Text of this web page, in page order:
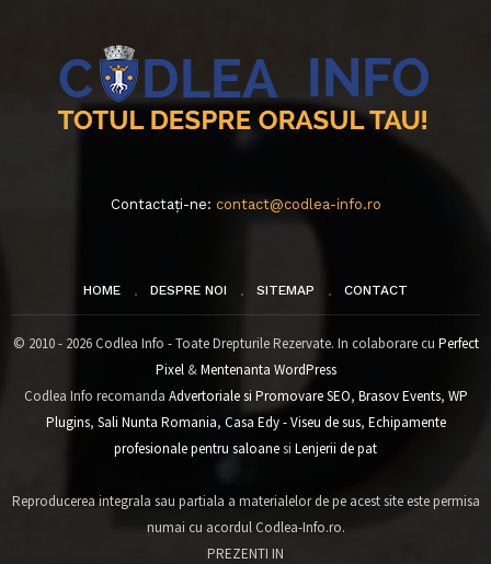
Contactați-ne: contact@codlea-info.ro
HOME DESPRE NOI SITEMAP CONTACT
© 2010 - 2026 Codlea Info - Toate Drepturile Rezervate. In colaborare cu Perfect
Pixel&Mentenanta WordPress
Codlea Info recomanda Advertoriale si Promovare SEO, Brasov Events, WP
Plugins, Sali Nunta Romania, Casa Edy - Viseu de sus, Echipamente
profesionale pentru saloanesi Lenjerii de pat
Reproducerea integrala sau partiala a materialelor de pe acest site este permisa
numai cu acordul Codlea-Info.ro.
PREZENTI IN